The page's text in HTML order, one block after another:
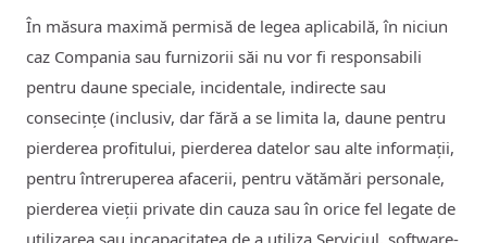
În măsura maximă permisă de legea aplicabilă, în niciun
caz Compania sau furnizorii săi nu vor fi responsabili
pentru daune speciale, incidentale, indirecte sau
consecințe (inclusiv, dar fără a se limita la, daune pentru
pierderea profitului, pierderea datelor sau alte informații,
pentru întreruperea afacerii, pentru vătămări personale,
pierderea vieții private din cauza sau în orice fel legate de
utilizarea sau incapacitatea de a utiliza Serviciul, software-